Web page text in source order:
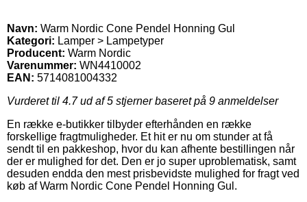
Navn: Warm Nordic Cone Pendel Honning Gul
Kategori: Lamper > Lampetyper
Producent: Warm Nordic
Varenummer: WN4410002
EAN: 5714081004332
Vurderet til 4.7ud af 5 stjerner baseret på 9 anmeldelser
En række e-butikker tilbyder efterhånden en række
forskellige fragtmuligheder. Et hit er nu om stunder at få
sendt til en pakkeshop, hvor du kan afhente bestillingen når
der er mulighed for det. Den er jo super uproblematisk, samt
desuden endda den mest prisbevidste mulighed for fragt ved
køb af Warm Nordic Cone Pendel Honning Gul.